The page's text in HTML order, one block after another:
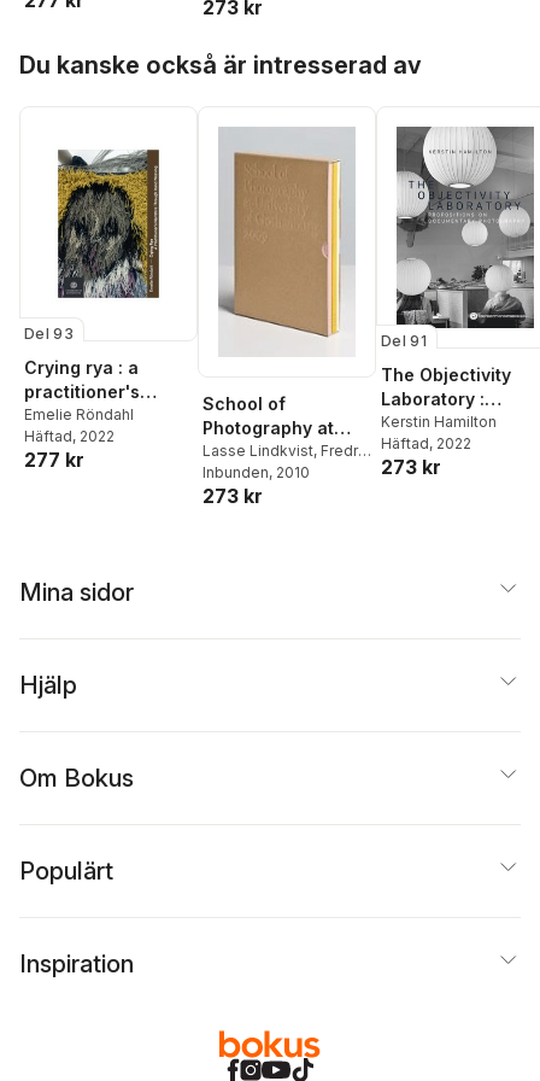
Vassilis Tsianos
photography
273 kr
Du kanske också är intresserad av
Del 93
Crying rya : a
practitioner's
narrative through
hand weaving
Emelie Röndahl
Häftad, 2022
277 kr
School of
Photography at
university of
Gothenburg 2009
Lasse Lindkvist, Fredrik
Svensk,Sinziana Ravini
Julia Tedroff
Inbunden, 2010
273 kr
Del 91
The Objectivity
Laboratory :
propositions on
documentary
photography
Kerstin Hamilton
Häftad, 2022
273 kr
Mina sidor
Hjälp
Om Bokus
Populärt
Inspiration